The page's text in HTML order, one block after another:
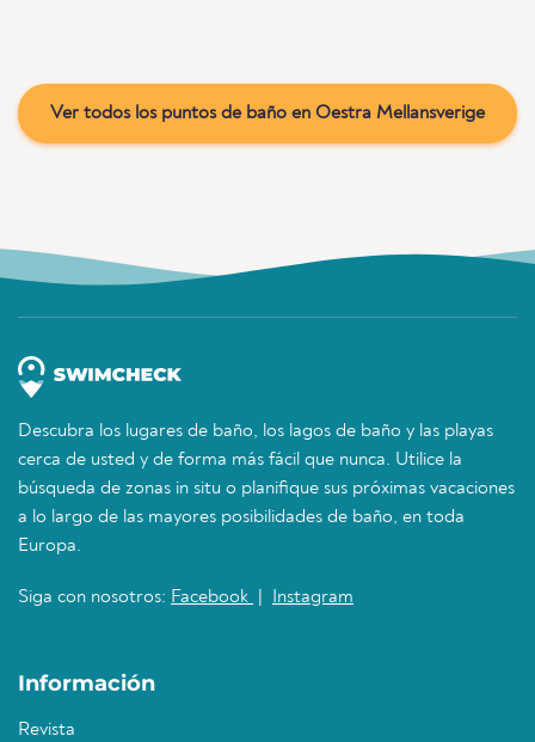
Ver todos los puntos de baño en Oestra Mellansverige
Descubra los lugares de baño, los lagos de baño y las playas
cerca de usted y de forma más fácil que nunca. Utilice la
búsqueda de zonas in situ o planifique sus próximas vacaciones
a lo largo de las mayores posibilidades de baño, en toda
Europa.
Siga con nosotros: Facebook Instagram
Información
Revista